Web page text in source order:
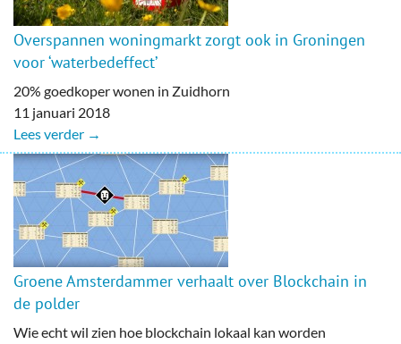
Overspannen woningmarkt zorgt ook in Groningen
voor ‘waterbedeffect’
20% goedkoper wonen in Zuidhorn
11 januari 2018
Lees verder →
Groene Amsterdammer verhaalt over Blockchain in
de polder
Wie echt wil zien hoe blockchain lokaal kan worden